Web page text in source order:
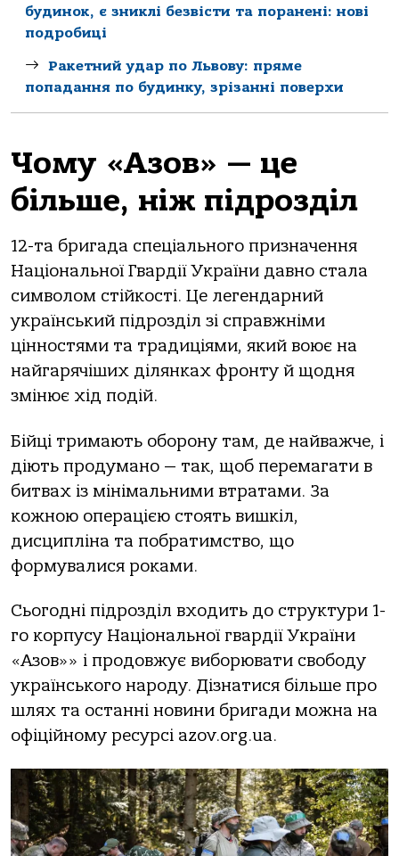
будинок, є зниклі безвісти та поранені: нові
подробиці
Ракетний удар по Львову: пряме
попадання по будинку, зрізанні поверхи
Чому «Азов» — це
більше, ніж підрозділ
12-та бригада спеціального призначення
Національної Гвардії України давно стала
символом стійкості. Це легендарний
український підрозділ зі справжніми
цінностями та традиціями, який воює на
найгарячіших ділянках фронту й щодня
змінює хід подій.
Бійці тримають оборону там, де найважче, і
діють продумано — так, щоб перемагати в
битвах із мінімальними втратами. За
кожною операцією стоять вишкіл,
дисципліна та побратимство, що
формувалися роками.
Сьогодні підрозділ входить до структури 1-
го корпусу Національної гвардії України
«Азов»» і продовжує виборювати свободу
українського народу. Дізнатися більше про
шлях та останні новини бригади можна на
офіційному ресурсі azov.org.ua.